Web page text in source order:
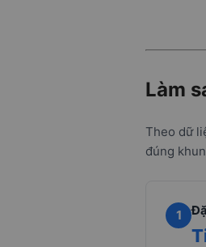
Làm
Theo dữ
đúng
1